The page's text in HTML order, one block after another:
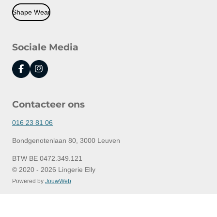
Shape Wear
Sociale Media
F
a
b
o
k
I
n
a
r
a
Contacteer ons
016 23 81 06
Bondgenotenlaan 80, 3000 Leuven
BTW BE 0472.349.121
© 2020 - 2026 Lingerie Elly
Powered by JouwWeb